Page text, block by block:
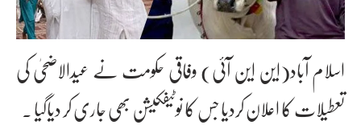
اسلام آباد(این این آئی) وفاقی حکومت نے عیدالاضحیٰ کی
تعطیلات کا اعلان کردیا جس کا نوٹیفکیشن بھی جاری کر دیاگیا ۔